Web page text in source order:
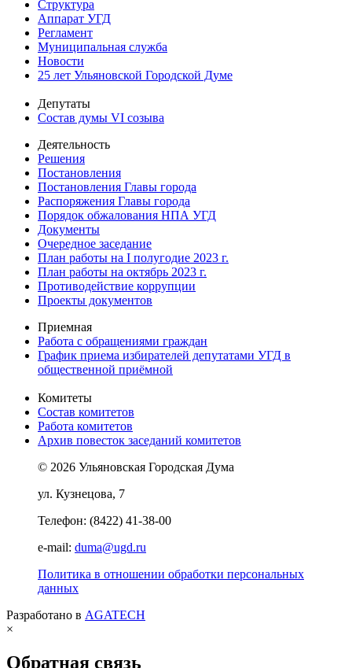
Структура
Аппарат УГД
Регламент
Муниципальная служба
Новости
25 лет Ульяновской Городской Думе
Депутаты
Состав думы VI созыва
Деятельность
Решения
Постановления
Постановления Главы города
Распоряжения Главы города
Порядок обжалования НПА УГД
Документы
Очередное заседание
План работы на I полугодие 2023 г.
План работы на октябрь 2023 г.
Противодействие коррупции
Проекты документов
Приемная
Работа с обращениями граждан
График приема избирателей депутатами УГД в
общественной приёмной
Комитеты
Состав комитетов
Работа комитетов
Архив повесток заседаний комитетов
© 2026 Ульяновская Городская Дума
ул. Кузнецова, 7
Телефон: (8422) 41-38-00
e-mail: duma@ugd.ru
Политика в отношении обработки персональных
данных
Разработано в AGATECH
×
Обратная связь